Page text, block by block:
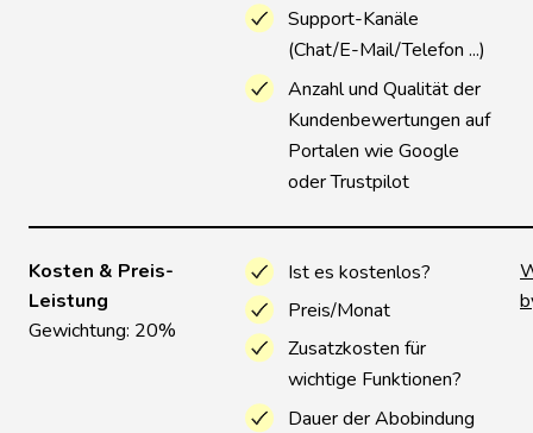
Support-Kanäle
(Chat/E-Mail/Telefon ...)
Anzahl und Qualität der
Kundenbewertungen auf
Portalen wie Google
oder Trustpilot
Kosten & Preis-
Leistung
Gewichtung: 20%
Ist es kostenlos?
Preis/Monat
Zusatzkosten für
wichtige Funktionen?
Dauer der Abobindung